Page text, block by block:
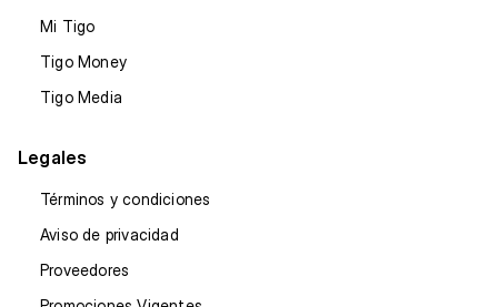
Mi Tigo
Tigo Money
Tigo Media
Legales
Términos y condiciones
Aviso de privacidad
Proveedores